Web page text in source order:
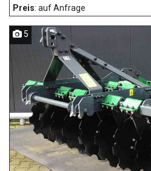
Preis: auf Anfrage
5